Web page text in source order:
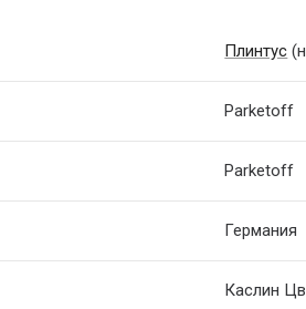
Плинтус
Parketoff
Parketoff
Германия
Каслин